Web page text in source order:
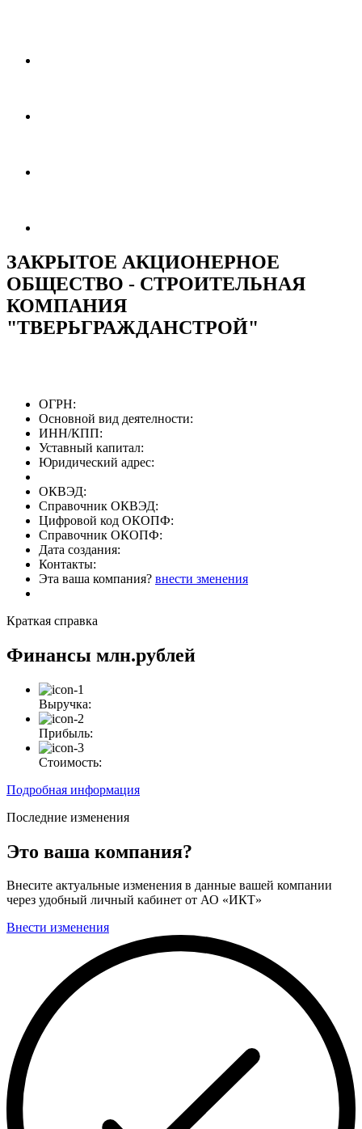
ЗАКРЫТОЕ АКЦИОНЕРНОЕ
ОБЩЕСТВО - СТРОИТЕЛЬНАЯ
КОМПАНИЯ
"ТВЕРЬГРАЖДАНСТРОЙ"
ОГРН:
Основной вид деятелности:
ИНН/КПП:
Уставный капитал:
Юридический адрес:
ОКВЭД:
Справочник ОКВЭД:
Цифровой код ОКОПФ:
Справочник ОКОПФ:
Дата создания:
Контакты:
Эта ваша компания? внести зменения
Краткая справка
Финансы млн.рублей
Выручка:
Прибыль:
Стоимость:
Подробная информация
Последние изменения
Это ваша компания?
Внесите актуальные изменения в данные вашей компании
через удобный личный кабинет от АО «ИКТ»
Внести изменения